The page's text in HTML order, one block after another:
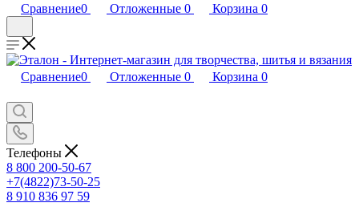
Сравнение0 Отложенные 0 Корзина 0
Сравнение0 Отложенные 0 Корзина 0
Телефоны
8 800 200-50-67
+7(4822)73-50-25
8 910 836 97 59